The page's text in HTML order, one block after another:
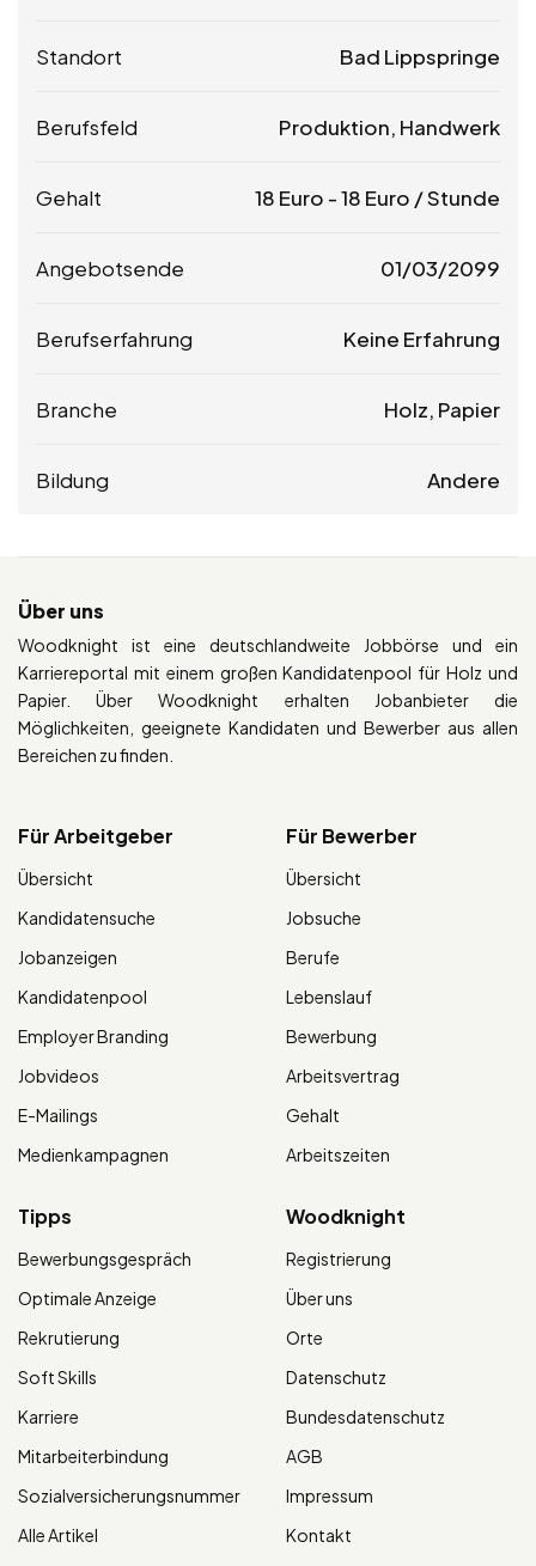
Standort Bad Lippspringe
Berufsfeld Produktion, Handwerk
Gehalt 18 Euro -18 Euro / Stunde
Angebotsende 01/03/2099
Berufserfahrung Keine Erfahrung
Branche Holz, Papier
Bildung Andere
Über uns
Woodknight ist eine deutschlandweite Jobbörse und ein
Karriereportal mit einem großen Kandidatenpool für Holz und
Papier. Über Woodknight erhalten Jobanbieter die
Möglichkeiten, geeignete Kandidaten und Bewerber aus allen
Bereichen zu finden.
Für Arbeitgeber
Übersicht
Kandidatensuche
Jobanzeigen
Kandidatenpool
Employer Branding
Jobvideos
E-Mailings
Medienkampagnen
Für Bewerber
Übersicht
Jobsuche
Berufe
Lebenslauf
Bewerbung
Arbeitsvertrag
Gehalt
Arbeitszeiten
Tipps
Bewerbungsgespräch
Optimale Anzeige
Rekrutierung
Soft Skills
Karriere
Mitarbeiterbindung
Sozialversicherungsnummer
Alle Artikel
Woodknight
Registrierung
Über uns
Orte
Datenschutz
Bundesdatenschutz
AGB
Impressum
Kontakt